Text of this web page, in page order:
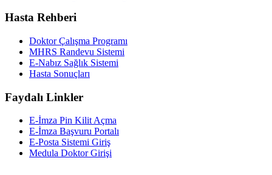
Hasta Rehberi
Doktor Çalışma Programı
MHRS Randevu Sistemi
E-Nabız Sağlık Sistemi
Hasta Sonuçları
Faydalı Linkler
E-İmza Pin Kilit Açma
E-İmza Başvuru Portalı
E-Posta Sistemi Giriş
Medula Doktor Girişi